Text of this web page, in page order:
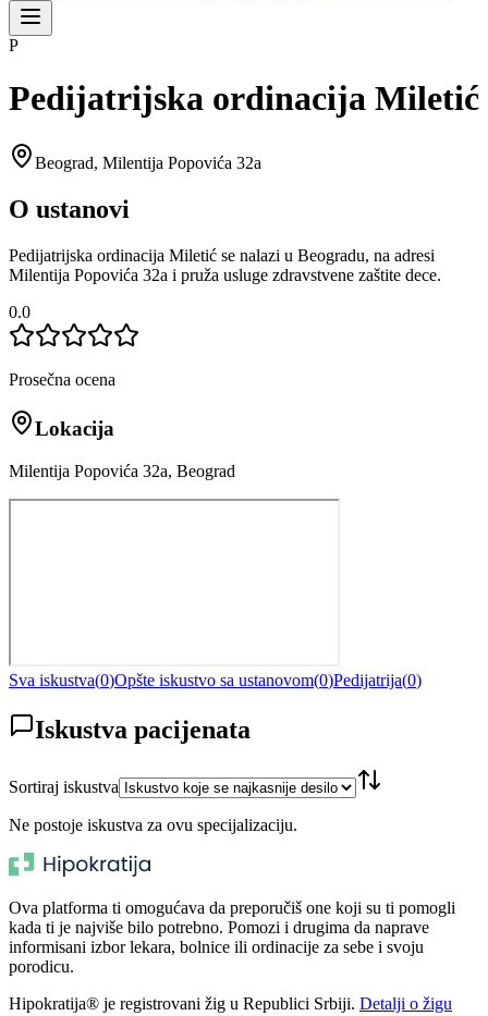
P
Pedijatrijska ordinacija Miletić
Beograd, Milentija Popovića 32a
O ustanovi
Pedijatrijska ordinacija Miletić se nalazi u Beogradu, na adresi
Milentija Popovića 32a i pruža usluge zdravstvene zaštite dece.
0.0
Prosečna ocena
Lokacija
Milentija Popovića 32a, Beograd
Sva iskustva(0)Opšte iskustvo sa ustanovom(0)Pedijatrija(0)
Iskustva pacijenata
Sortiraj iskustva
Ne postoje iskustva za ovu specijalizaciju.
Ova platforma ti omogućava da preporučiš one koji su ti pomogli
kada ti je najviše bilo potrebno. Pomozi i drugima da naprave
informisani izbor lekara, bolnice ili ordinacije za sebe i svoju
porodicu.
Hipokratija® je registrovani žig u Republici Srbiji. Detalji o žigu